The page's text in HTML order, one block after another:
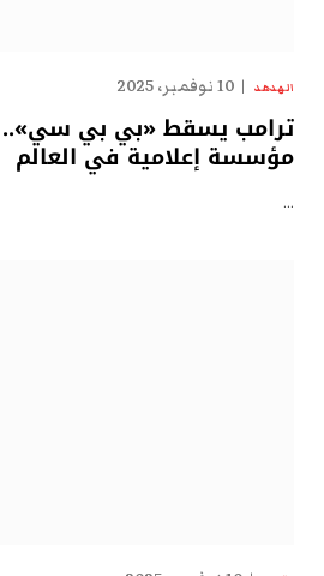
الهدهد 10 نوفمبر، 2025
ترامب يسقط «بي بي سي»..
مؤسسة إعلامية في العالم
…